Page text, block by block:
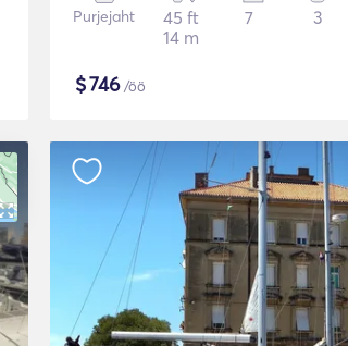
Purjejaht
45 ft
14 m
7 3
$746/öö